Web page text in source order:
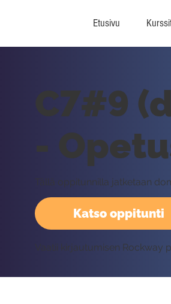
Etusivu
Katso oppitunti
C7#9
-
Tällä oppitunnilla jatketaan
Vaatii kirjautumisen Rockway